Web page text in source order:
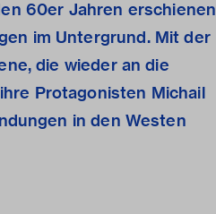
60er Jahren erschienen
im Untergrund. Mit der
die wieder an die
Protagonisten Michail
in den Westen